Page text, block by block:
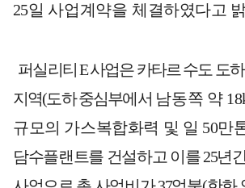
25일 사업계약을체결하였다고
퍼실리티 E사업은 카타르 수도 도
지역(도하 중심부에서 남동쪽 약
규모의 가스복합화력 및 일 50만
담수플랜트를 건설하고 이를25년